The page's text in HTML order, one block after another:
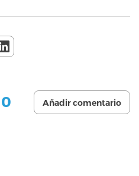
0 Añadir comentario